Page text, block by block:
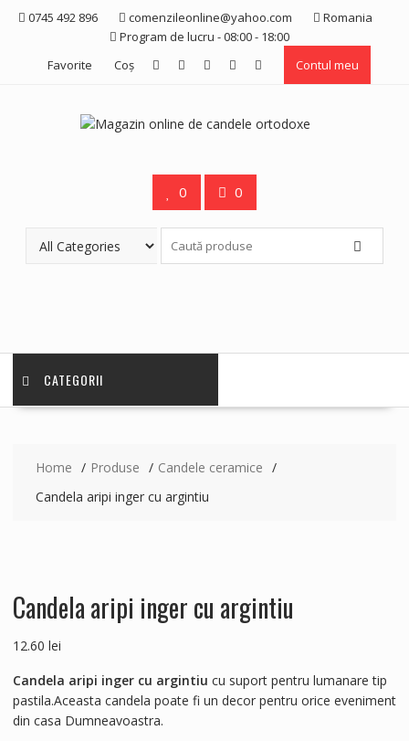
Skip 0745 492 896 comenzileonline@yahoo.com
Romania
Program de lucru - 08:00 - 18:00
Favorite
Coş Contul meu
0 0
CATEGORII
Home Produse
Candele ceramice
Candela aripi inger cu argintiu
Candela aripi inger cu argintiu
12.60 lei
Candela aripi inger cu argintiu cu suport pentru lumanare tip
pastila.Aceasta candela poate fi un decor pentru orice eveniment
din casa Dumneavoastra.